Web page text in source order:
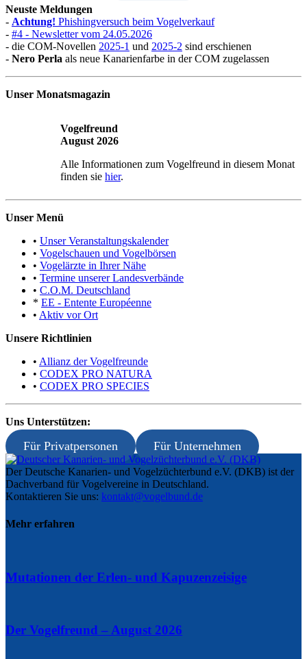
Neuste Meldungen
- Achtung! Phishingversuch beim Vogelverkauf
- #4 - Newsletter vom 24.05.2026
- die COM-Novellen 2025-1 und 2025-2 sind erschienen
- Nero Perla als neue Kanarienfarbe in der COM zugelassen
Unser Monatsmagazin
Vogelfreund
August 2026
Alle Informationen zum Vogelfreund in diesem Monat
finden sie hier.
Unser Menü
• Unser Veranstaltungskalender
• Vogelschauen und Vogelbörsen
• Vogelärzte in Ihrer Nähe
• Termine unserer Landesverbände
• C.O.M. Deutschland
* EE - Entente Européenne
• Aktiv vor Ort
Unsere Richtlinien
• Allianz der Vogelfreunde
• CODEX PRO NATURA
• CODEX PRO SPECIES
Uns Unterstützen:
Für Privatpersonen Für Unternehmen
Der Deutsche Kanarien- und Vogelzüchterbund e.V. (DKB) ist der
Dachverband für Vogelvereine in Deutschland.
Kontaktieren Sie uns: kontakt@vogelbund.de
Mehr erfahren
Mutationen der Erlen- und Kapuzenzeisige
Der Vogelfreund – August 2026